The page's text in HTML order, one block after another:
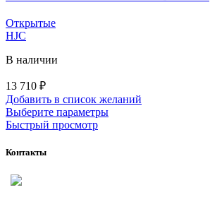
Открытые
HJC
В наличии
13 710 ₽
Добавить в список желаний
Выберите параметрыЭтот
Быстрый просмотр
Контакты